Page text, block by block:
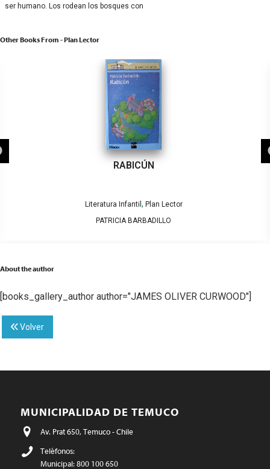
ser humano. Los rodean los bosques con
Other Books From - Plan Lector
RABICÚN
Literatura Infantil , Plan Lector
PATRICIA BARBADILLO
About the author
[books_gallery_author author="JAMES OLIVER CURWOOD"]
Volver
MUNICIPALIDAD DE TEMUCO
Av. Prat 650, Temuco - Chile
Teléfonos:
Municipal: 800 100 650